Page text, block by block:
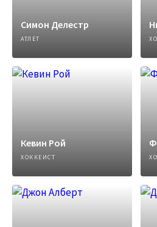
Симон Делестр
АТЛЕТ
Кевин Рой
ХОККЕИСТ